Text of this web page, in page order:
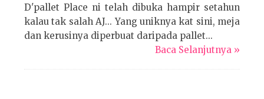
D'pallet Place ni telah dibuka hampir setahun
kalau tak salah AJ... Yang uniknya kat sini, meja
dan kerusinya diperbuat daripada pallet...
Baca Selanjutnya »